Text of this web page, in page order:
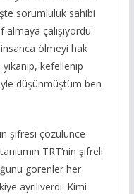
sorumluluk sahibi
almaya çalışıyordu.
ölmeyi hak
kefellenip
düşünmüştüm ben
şifresi çözülünce
TRT’nin şifreli
görenler her
ayrılıverdi. Kimi